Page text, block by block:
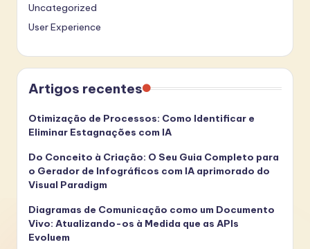
Uncategorized
User Experience
Artigos recentes
Otimização de Processos: Como Identificar e
Eliminar Estagnações com IA
Do Conceito à Criação: O Seu Guia Completo para
o Gerador de Infográficos com IA aprimorado do
Visual Paradigm
Diagramas de Comunicação como um Documento
Vivo: Atualizando-os à Medida que as APIs
Evoluem